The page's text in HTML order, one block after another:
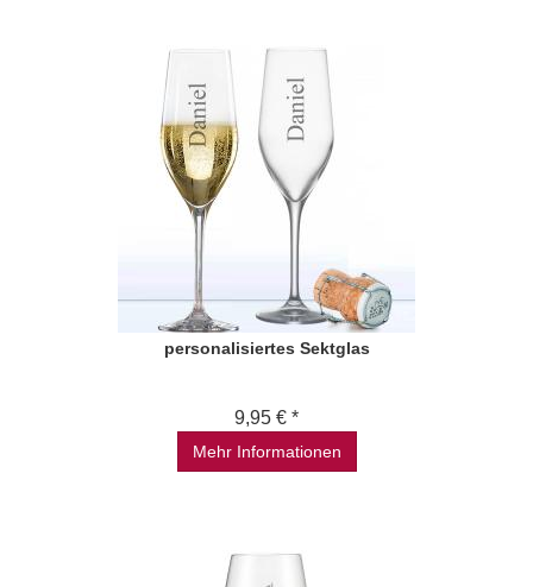
personalisiertes Sektglas
9,95 € *
Mehr Informationen